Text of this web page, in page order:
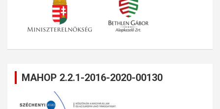
MAHOP 2.2.1-2016-2020-00130